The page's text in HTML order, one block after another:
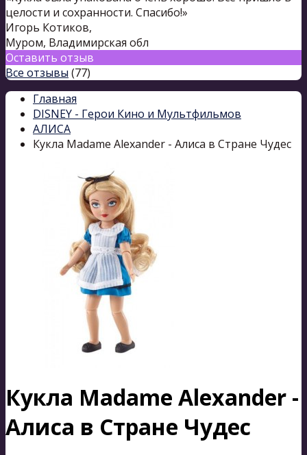
целости и сохранности. Спасибо!»
Игорь Котиков,
Муром, Владимирская обл
Оставить отзыв
Все отзывы (77)
Главная
DISNEY - Герои Кино и Мультфильмов
АЛИСА
Кукла Madame Alexander - Алиса в Стране Чудес
Кукла Madame Alexander -
Алиса в Стране Чудес